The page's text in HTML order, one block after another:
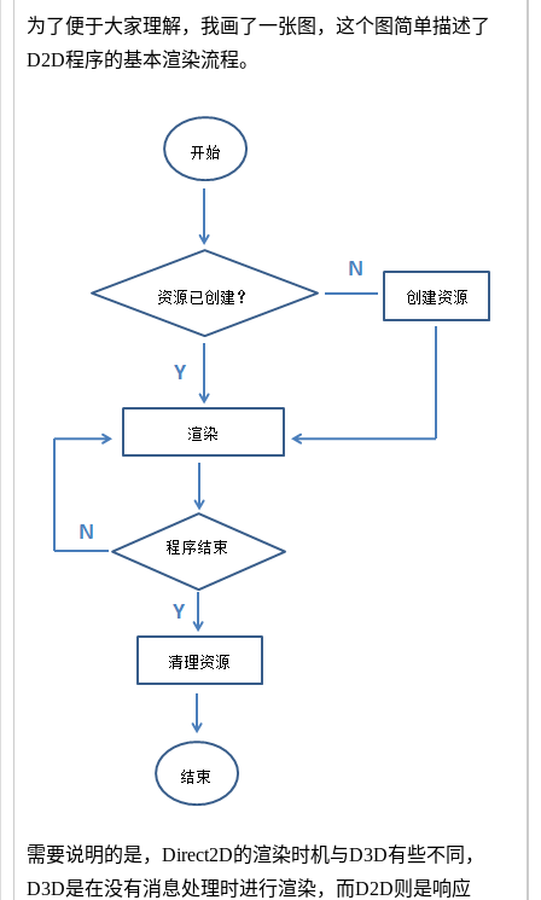
为了便于大家理解，我画了一张图，这个图简单描述了
D2D程序的基本渲染流程。
需要说明的是，Direct2D的渲染时机与D3D有些不同，
D3D是在没有消息处理时进行渲染，而D2D则是响应